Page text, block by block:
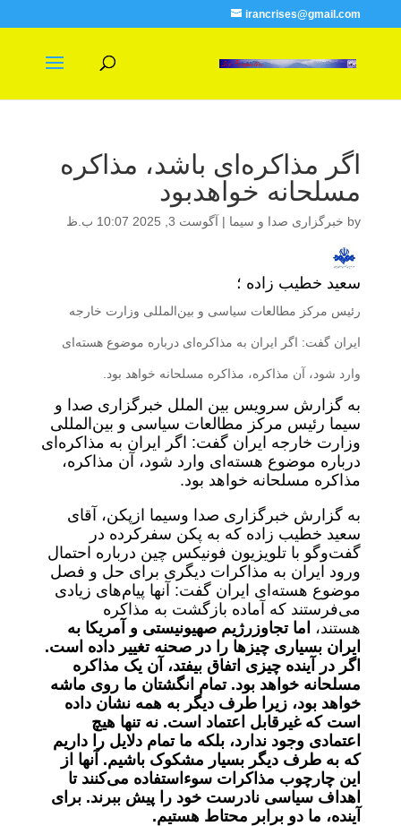
irancrises@gmail.com
اگر مذاکره‌ای باشد، مذاکره
مسلحانه خواهدبود
by خبرگزاری صدا و سیما | آگوست 3, 2025 10:07 ب.ظ
سعید خطیب زاده ؛
رئیس مرکز مطالعات سیاسی و بین‌المللی وزارت خارجه
ایران گفت: اگر ایران به مذاکره‌ای درباره موضوع هسته‌ای
وارد شود، آن مذاکره، مذاکره مسلحانه خواهد بود.
به گزارش سرویس بین الملل خبرگزاری صدا و
سیما رئیس مرکز مطالعات سیاسی و بین‌المللی
وزارت خارجه ایران گفت: اگر ایران به مذاکره‌ای
درباره موضوع هسته‌ای وارد شود، آن مذاکره،
مذاکره مسلحانه خواهد بود.
به گزارش خبرگزاری صدا وسیما ازپکن، آقای
سعید خطیب زاده که به پکن سفرکرده در
گفت‌و‌گو با تلویزیون فونیکس چین درباره احتمال
ورود ایران به مذاکرات دیگری برای حل و فصل
موضوع هسته‌ای ایران گفت: آنها پیام‌های زیادی
می‌فرستند که آماده بازگشت به مذاکره
هستند،
اما تجاوزرژیم صهیونیستی و آمریکا به
ایران بسیاری چیز‌ها را در صحنه تغییر داده است.
اگر در آینده چیزی اتفاق بیفتد، آن یک مذاکره
مسلحانه خواهد بود. تمام انگشتان ما روی ماشه
خواهد بود، زیرا طرف دیگر به همه نشان داده
است که غیرقابل اعتماد است. نه تنها هیچ
اعتمادی وجود ندارد، بلکه ما تمام دلایل را داریم
که به طرف دیگر بسیار مشکوک باشیم. آنها از
این چارچوب مذاکرات سوءاستفاده می‌کنند تا
اهداف سیاسی نادرست خود را پیش ببرند. برای
آینده، ما دو برابر محتاط هستیم.